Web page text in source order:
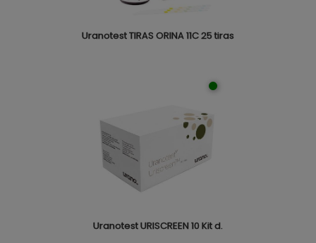
Uranotest TIRAS ORINA 11C 25 tiras
Uranotest URISCREEN 10 Kit d.